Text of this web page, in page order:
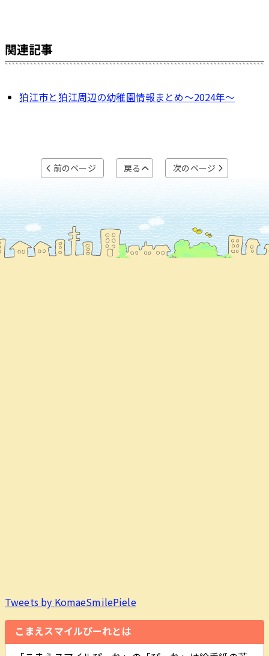
関連記事
狛江市と狛江周辺の幼稚園情報まとめ～2024年～
前のページ 戻る 次のページ
Tweets by KomaeSmilePiele
こまえスマイルぴーれとは